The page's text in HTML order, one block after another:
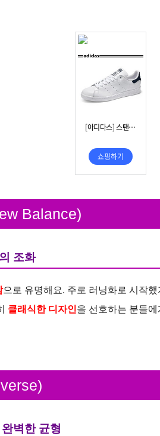
Balance)
조화
으로 유명해요. 주로 러닝화로 시작
클래식한 디자인을 선호하는 분들
벽한 균형